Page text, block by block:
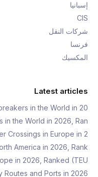
إسبانيا
CIS
شركات النقل
فرنسا
المكسيك
Latest articles
in the World in 20…
in the World in 2026, Ran…
Crossings in Europe in 2…
America in 2026, Rank…
in 2026, Ranked (TEU…
and Ports in 2026,…